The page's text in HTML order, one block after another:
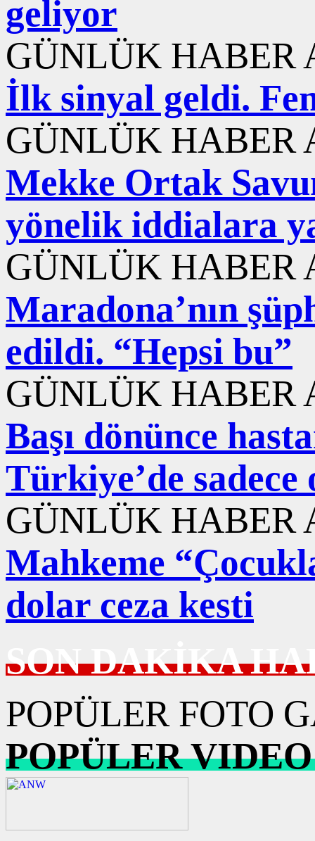
geliyor
GÜNLÜK HABER
İlk sinyal geldi.
GÜNLÜK HABER
Mekke Ortak
yönelik iddialara
GÜNLÜK HABER
Maradona’nın
edildi. “Hepsi bu”
GÜNLÜK HABER
Başı dönünce
Türkiye’de sadece
GÜNLÜK HABER
Mahkeme
dolar ceza kesti
SON DAKİKA
POPÜLER FOTO
POPÜLER